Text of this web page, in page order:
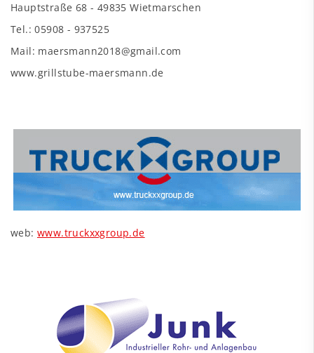
Hauptstraße 68 - 49835 Wietmarschen
Tel.: 05908 - 937525
Mail: maersmann2018@gmail.com
www.grillstube-maersmann.de
web: www.truckxxgroup.de